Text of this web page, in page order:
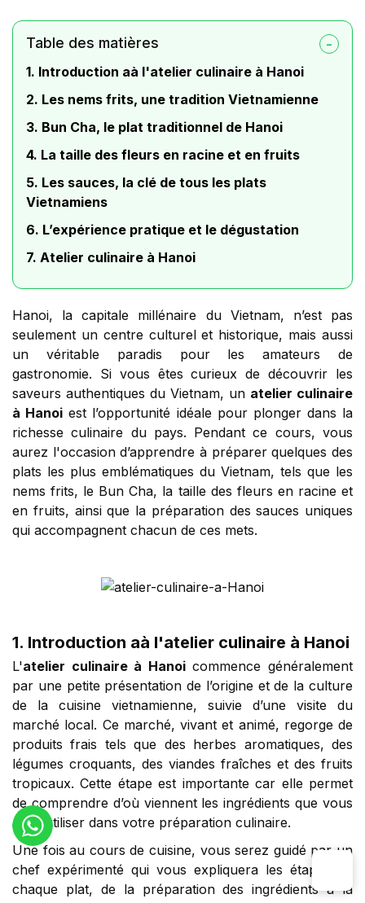
Table des matières
1. Introduction aà l'atelier culinaire à Hanoi
2. Les nems frits, une tradition Vietnamienne
3. Bun Cha, le plat traditionnel de Hanoi
4. La taille des fleurs en racine et en fruits
5. Les sauces, la clé de tous les plats
Vietnamiens
6. L’expérience pratique et le dégustation
7. Atelier culinaire à Hanoi
Hanoi, la capitale millénaire du Vietnam, n’est pas
seulement un centre culturel et historique, mais aussi
un véritable paradis pour les amateurs de
gastronomie. Si vous êtes curieux de découvrir les
saveurs authentiques du Vietnam, un atelier culinaire
à Hanoi est l’opportunité idéale pour plonger dans la
richesse culinaire du pays. Pendant ce cours, vous
aurez l'occasion d’apprendre à préparer quelques des
plats les plus emblématiques du Vietnam, tels que les
nems frits, le Bun Cha, la taille des fleurs en racine et
en fruits, ainsi que la préparation des sauces uniques
qui accompagnent chacun de ces mets.
1. Introduction aà l'atelier culinaire à Hanoi
L'atelier culinaire à Hanoicommence généralement
par une petite présentation de l’origine et de la culture
de la cuisine vietnamienne, suivie d’une visite du
marché local. Ce marché, vivant et animé, regorge de
produits frais tels que des herbes aromatiques, des
légumes croquants, des viandes fraîches et des fruits
tropicaux. Cette étape est importante car elle permet
de comprendre d’où viennent les ingrédients que vous
allez utiliser dans votre préparation culinaire.
Une fois au cours de cuisine, vous serez guidé par un
chef expérimenté qui vous expliquera les étapes de
chaque plat, de la préparation des ingrédients à la